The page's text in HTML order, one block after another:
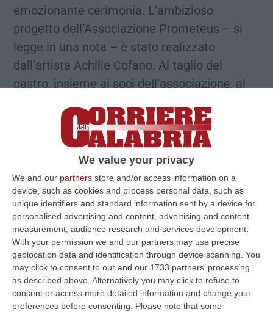
We value your privacy
We and our partners store and/or access information on a
device, such as cookies and process personal data, such as
unique identifiers and standard information sent by a device for
personalised advertising and content, advertising and content
measurement, audience research and services development.
With your permission we and our partners may use precise
geolocation data and identification through device scanning. You
may click to consent to our and our 1733 partners’ processing
as described above. Alternatively you may click to refuse to
consent or access more detailed information and change your
preferences before consenting.
Please note that some
emozionante cerimonia. L’ambizioso
progetto dell’Associazione Prometeus – si
legge in una nota – è stato realizzato
dall’artista Achille Cofano. Al taglio del
nastro, insieme ai soci dell’associazione, al
Palmi Giuseppe Ranuccio, e alle numerose
autorità civili e militari presenti, un gruppo di
bambini russi e ucraini, uniti alla comunità
palmese per dare un messaggio di pace .
Sotto il cielo blu della cittadina della Costa
Viola, in un luogo meraviglioso – continua la
nota – già monumento nazionale dal secolo
scorso, hanno trionfato ancora una volta la
bellezza e la cultura, ad opera di una
straordinaria realtà associazionistica, fatta di
semplici cittadini animati dall’amore per la